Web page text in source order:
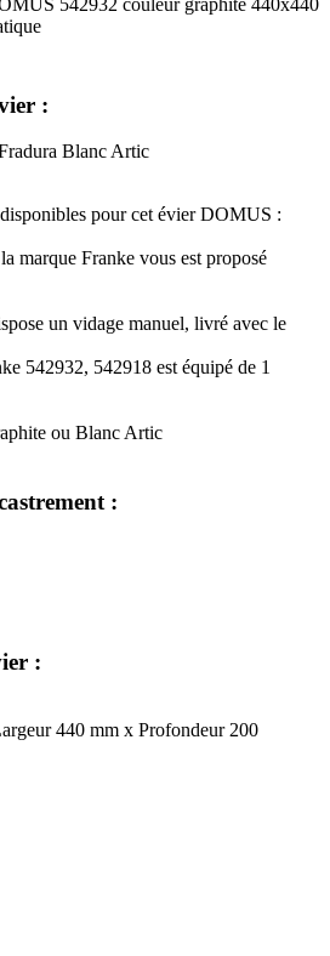
542932 couleur graphite 440x440
:
Blanc Artic
pour cet évier DOMUS :
marque Franke vous est proposé
un vidage manuel, livré avec le
542932, 542918 est équipé de 1
ou Blanc Artic
:
:
440 mm x Profondeur 200